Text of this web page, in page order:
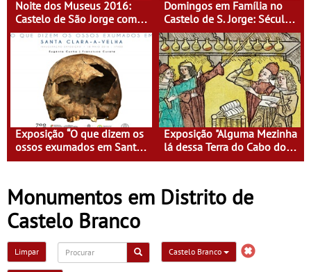
Noite dos Museus 2016:
Castelo de São Jorge com
entrada gratuita
Domingos em Família no
Castelo de S. Jorge: Século
XVI - Tempo de Mulheres -
Mulheres do Seu tempo
Exposição “O que dizem os
ossos exumados em Santa
Clara-a-Velha”
Exposição "Alguma Mezinha
lá dessa Terra do Cabo do
Mundo"
Monumentos em Distrito de
Castelo Branco
Limpar Castelo Branco